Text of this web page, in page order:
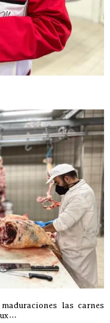
las carnes